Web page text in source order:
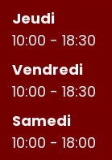
Jeudi
10:00 - 18:30
Vendredi
10:00 - 18:30
Samedi
10:00 - 18:00